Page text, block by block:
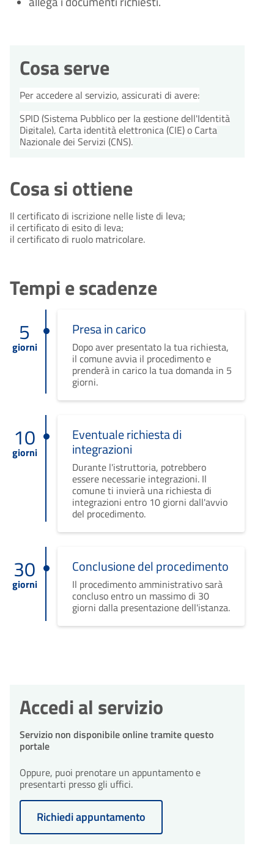
Cosa serve
Per accedere al servizio, assicurati di avere:
SPID (Sistema Pubblico per la gestione dell'Identità
Digitale), Carta identità elettronica (CIE) o Carta
Nazionale dei Servizi (CNS).
Cosa si ottiene
Il certificato di iscrizione nelle liste di leva;
il certificato di esito di leva;
il certificato di ruolo matricolare.
Tempi e scadenze
5
giorni
Presa in carico
Dopo aver presentato la tua richiesta,
il comune avvia il procedimento e
prenderà in carico la tua domanda in 5
giorni.
10
giorni
Eventuale richiesta di
integrazioni
Durante l'istruttoria, potrebbero
essere necessarie integrazioni. Il
comune ti invierà una richiesta di
integrazioni entro 10 giorni dall'avvio
del procedimento.
30
giorni
Conclusione del procedimento
Il procedimento amministrativo sarà
concluso entro un massimo di 30
giorni dalla presentazione dell'istanza.
Accedi al servizio
Servizio non disponibile online tramite questo
portale
Oppure, puoi prenotare un appuntamento e
presentarti presso gli uffici.
Richiedi appuntamento